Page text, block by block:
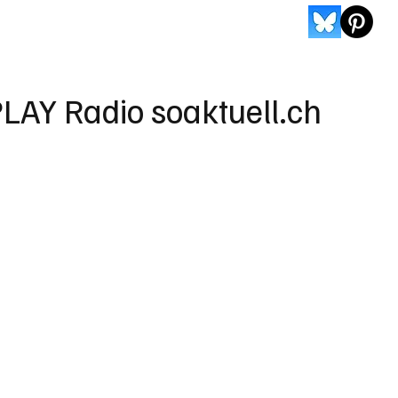
Radio soaktuell.ch